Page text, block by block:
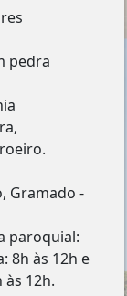
pedra
Gramado -
paroquial:
8h às 12h e
às 12h.